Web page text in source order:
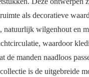
als decoratieve
wilgenhout en
waardoor
de manden naadloos
is de uitgebreide